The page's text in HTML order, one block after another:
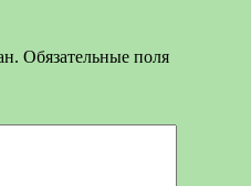
Обязательные поля